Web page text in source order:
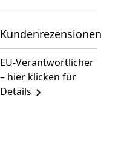
Kundenrezensionen
EU-Verantwortlicher
– hier klicken für
Details